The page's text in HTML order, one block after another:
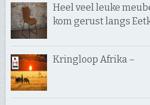
Heel veel leuke
kom gerust langs
Kringloop Afrika –